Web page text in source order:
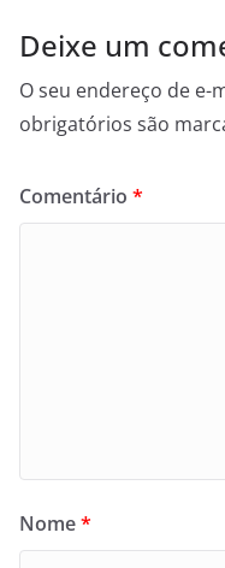
k
Deixe um
O seu endereço de e-
obrigatórios são
Comentário *
Nome*